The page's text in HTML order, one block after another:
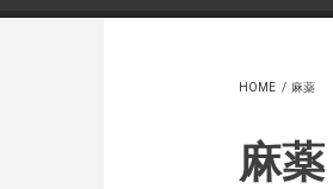
HOME / 麻薬
麻薬